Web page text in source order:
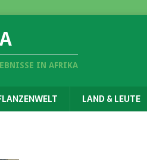
IN AFRIKA
LAND & LEUTE